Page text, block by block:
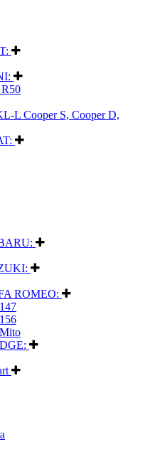
L Cooper S, Cooper D,
ROMEO: